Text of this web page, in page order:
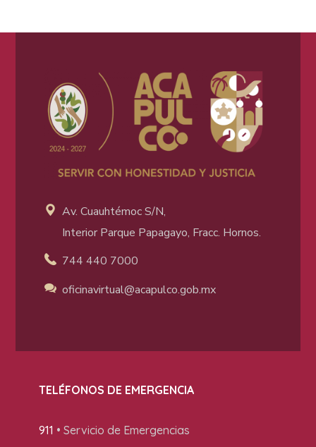
Av. Cuauhtémoc S/N,
Interior Parque Papagayo, Fracc. Hornos.
744 440 7000
oficinavirtual@acapulco.gob.mx
TELÉFONOS DE EMERGENCIA
911 • Servicio de Emergencias